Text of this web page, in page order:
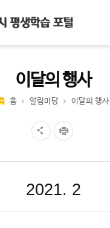
이달의 행사
홈 알림마당 이달의 행사
2021. 2